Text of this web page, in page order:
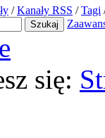
/ Kanały RSS / Tagi
się: